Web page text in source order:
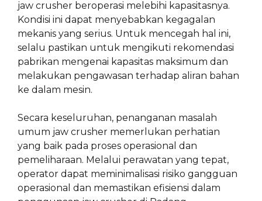
jaw crusher beroperasi melebihi kapasitasnya.
Kondisi ini dapat menyebabkan kegagalan
mekanis yang serius. Untuk mencegah hal ini,
selalu pastikan untuk mengikuti rekomendasi
pabrikan mengenai kapasitas maksimum dan
melakukan pengawasan terhadap aliran bahan
ke dalam mesin.
Secara keseluruhan, penanganan masalah
umum jaw crusher memerlukan perhatian
yang baik pada proses operasional dan
pemeliharaan. Melalui perawatan yang tepat,
operator dapat meminimalisasi risiko gangguan
operasional dan memastikan efisiensi dalam